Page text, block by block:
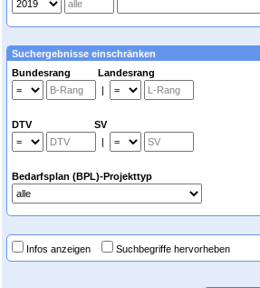
Suchergebnisse einschränken
Bundesrang Landesrang
|
DTV SV
|
Bedarfsplan (BPL)-Projekttyp
Infos anzeigen Suchbegriffe hervorheben